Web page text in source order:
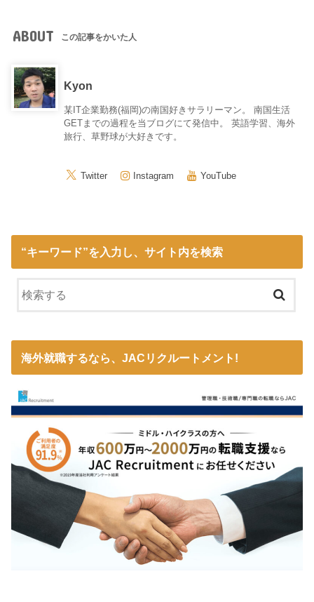
ABOUT この記事をかいた人
Kyon
某IT企業勤務(福岡)の南国好きサラリーマン。 南国生活
GETまでの過程を当ブログにて発信中。 英語学習、海外
旅行、草野球が大好きです。
Twitter Instagram YouTube
“キーワード”を入力し、サイト内を検索
海外就職するなら、JACリクルートメント!